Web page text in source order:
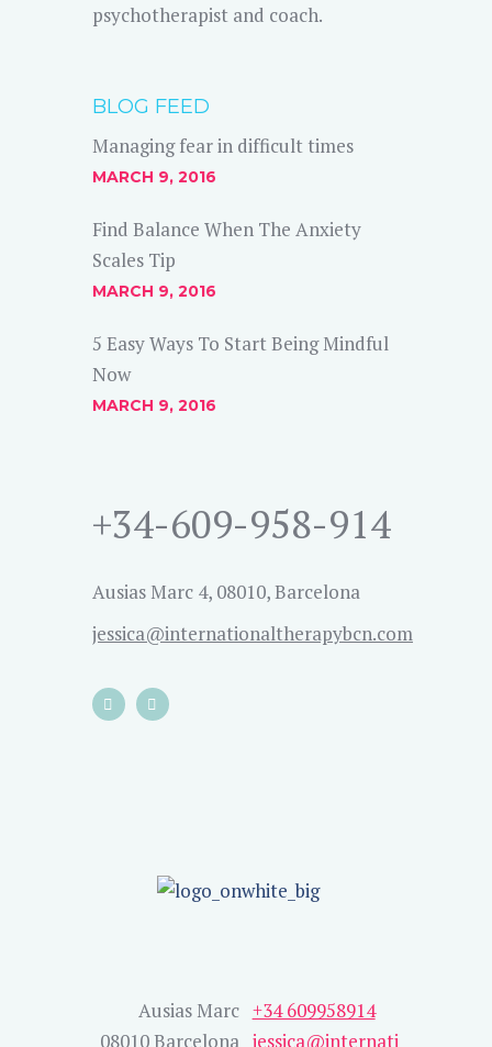
psychotherapist and coach.
BLOG FEED
Managing fear in difficult times
MARCH 9, 2016
Find Balance When The Anxiety
Scales Tip
MARCH 9, 2016
5 Easy Ways To Start Being Mindful
Now
MARCH 9, 2016
+34-609-958-914
Ausias Marc 4, 08010, Barcelona
jessica@internationaltherapybcn.com
+34 609958914
jessica@internati
Ausias Marc
08010 Barcelona